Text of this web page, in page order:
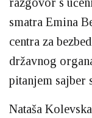
smatra Emina
centra za
državnog
pitanjem sajber
Nataša